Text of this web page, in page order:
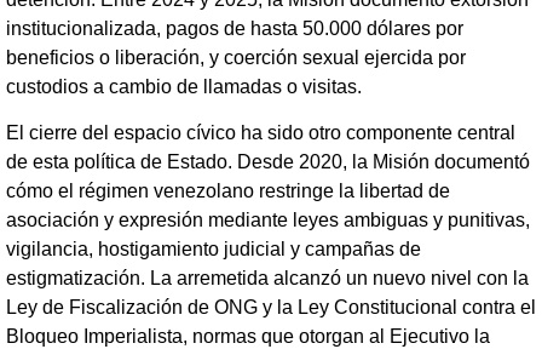
institucionalizada, pagos de hasta 50.000 dólares por
beneficios o liberación, y coerción sexual ejercida por
custodios a cambio de llamadas o visitas.
El cierre del espacio cívico ha sido otro componente central
de esta política de Estado. Desde 2020, la Misión documentó
cómo el régimen venezolano restringe la libertad de
asociación y expresión mediante leyes ambiguas y punitivas,
vigilancia, hostigamiento judicial y campañas de
estigmatización. La arremetida alcanzó un nuevo nivel con la
Ley de Fiscalización de ONG y la Ley Constitucional contra el
Bloqueo Imperialista, normas que otorgan al Ejecutivo la